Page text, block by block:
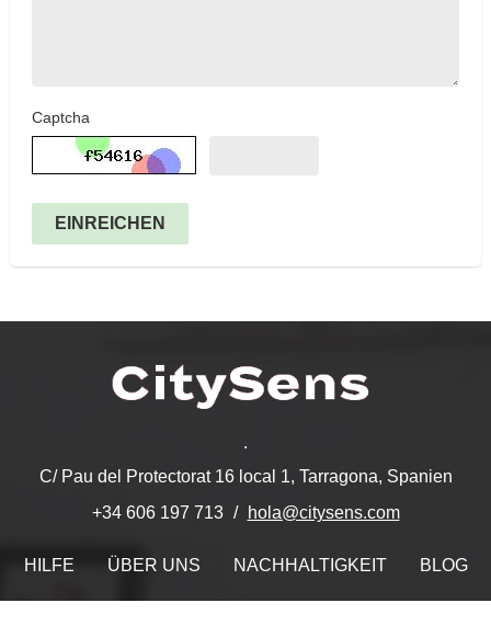
Captcha
EINREICHEN
.
C/ Pau del Protectorat 16 local 1, Tarragona, Spanien
+34 606 197 713
hola@citysens.com
HILFE ÜBER UNS NACHHALTIGKEIT BLOG